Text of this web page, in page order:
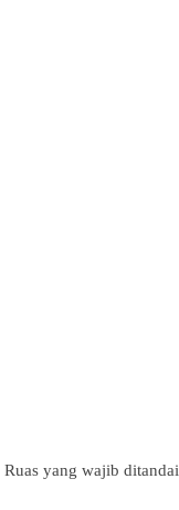
Ruas yang wajib ditandai